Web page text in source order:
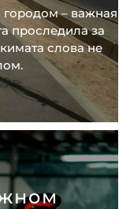
– важная
проследила за
слова не